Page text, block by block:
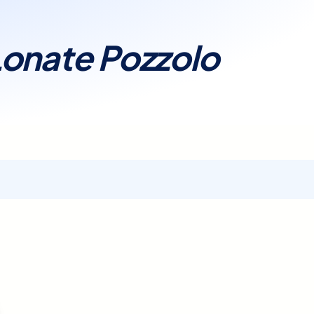
e l'ora che meglio siPozzolo